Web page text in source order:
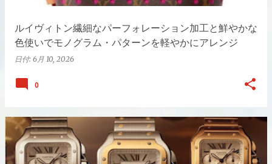
ルイヴィトン繊細なパーフォレーション加工と鮮やかな
色使いでモノグラム・パターンを軽やかにアレンジ
日付: 6月 10, 2026
0